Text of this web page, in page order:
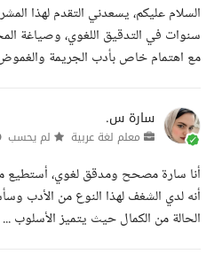
السلام عليكم، يسعدني التقدم لهذا
سنوات في التدقيق اللغوي، وصياغة
مع اهتمام خاص بأدب الجريمة
سارة س.
معلم لغة عربية لم يحسب
أنا سارة مصحح ومدقق لغوي،
أنه لدي الشغف لهذا النوع من الأدب
الحالة من الكمال حيث يتميز الأسلوب ...